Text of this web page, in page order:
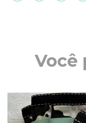
Você